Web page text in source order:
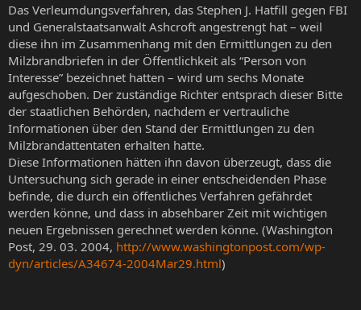
Das Verleumdungsverfahren, das Stephen J. Hatfill gegen FBI
und Generalstaatsanwalt Ashcroft angestrengt hat – weil
diese ihn im Zusammenhang mit den Ermittlungen zu den
Milzbrandbriefen in der Öffentlichkeit als “Person von
Interesse” bezeichnet hatten – wird um sechs Monate
aufgeschoben. Der zuständige Richter entsprach dieser Bitte
der staatlichen Behörden, nachdem er vertrauliche
Informationen über den Stand der Ermittlungen zu den
Milzbrandattentaten erhalten hatte.
Diese Informationen hätten ihn davon überzeugt, dass die
Untersuchung sich gerade in einer entscheidenden Phase
befinde, die durch ein öffentliches Verfahren gefährdet
werden könne, und dass in absehbarer Zeit mit wichtigen
neuen Ergebnissen gerechnet werden könne. (Washington
Post, 29. 03. 2004, http://www.washingtonpost.com/wp-
dyn/articles/A34674-2004Mar29.html)